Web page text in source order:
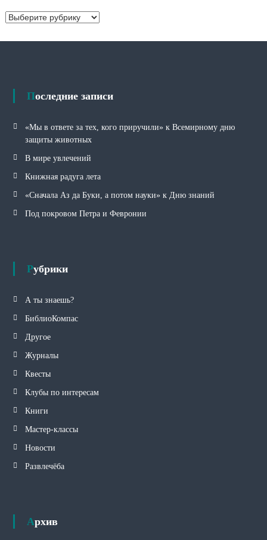
ыР
б
Последние записи
«Мы в ответе за тех, кого приручили» к Всемирному дню
защиты животных
В мире увлечений
Книжная радуга лета
«Сначала Аз да Буки, а потом науки» к Дню знаний
Под покровом Петра и Февронии
Рубрики
А ты знаешь?
БиблиоКомпас
Другое
Журналы
Квесты
Клубы по интересам
Книги
Мастер-классы
Новости
Развлечёба
Архив